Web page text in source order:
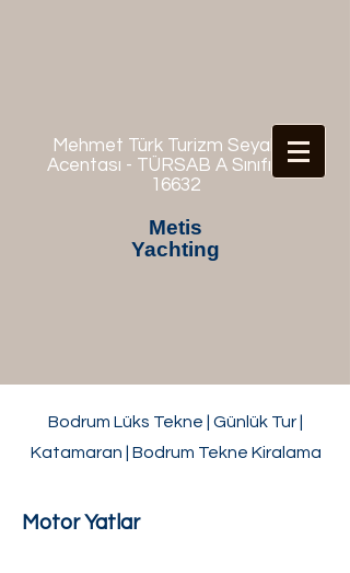
Mehmet Türk Turizm Seyahat
Acentası - TÜRSAB A Sınıfı No:
16632
Metis
Yachting
Bodrum Lüks Tekne | Günlük Tur |
Katamaran | Bodrum Tekne Kiralama
Motor Yatlar